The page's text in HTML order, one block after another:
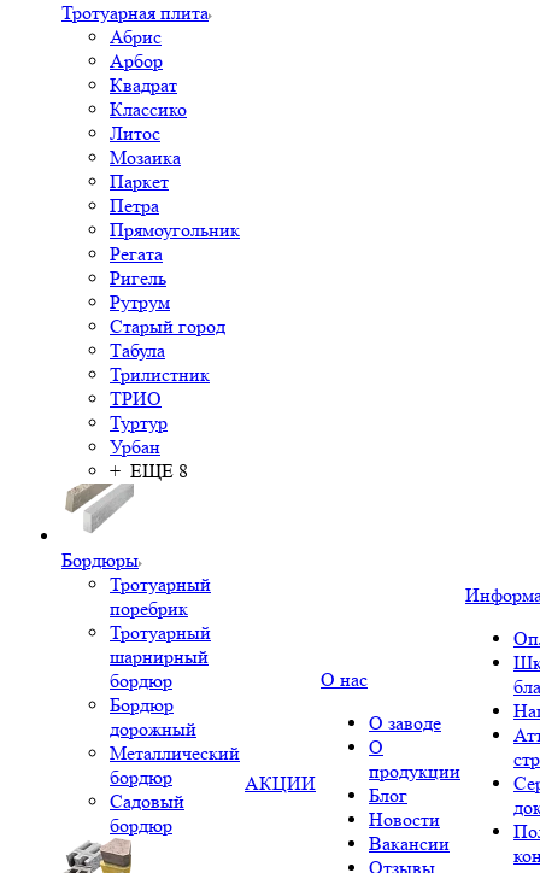
Тротуарная плита
Абрис
Арбор
Квадрат
Классико
Литос
Мозаика
Паркет
Петра
Прямоугольник
Регата
Ригель
Рутрум
Старый город
Табула
Трилистник
ТРИО
Туртур
Урбан
+ ЕЩЕ 8
Бордюры
Тротуарный
поребрик
Тротуарный
шарнирный
бордюр
Бордюр
дорожный
Металлический
бордюр
Садовый
бордюр
АКЦИИ
О нас
О заводе
О
продукции
Блог
Новости
Вакансии
Отзывы